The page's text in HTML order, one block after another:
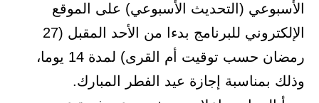
الأسبوعي (التحديث الأسبوعي) على الموقع
الإلكتروني للبرنامج بدءا من الأحد المقبل (27
رمضان حسب توقيت أم القرى) لمدة 14 يوما،
وذلك بمناسبة إجازة عيد الفطر المبارك.